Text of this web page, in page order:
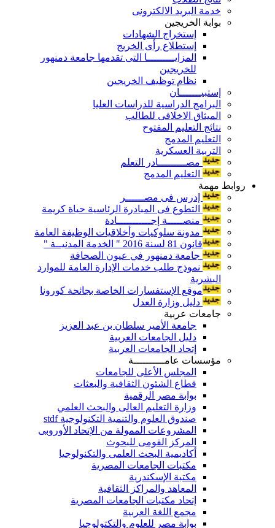
خدمة البريد الالكترونى
بوابة الخريجين
إستخراج الشهادات
إستطلاع رأى الخريج
المزايـــــــــا التى تقدمها جامعة دمنهور
للخريجين
نظام توظيف الخريجين
إستبيـــــــان
البرامج الدراسية للدراسات العليا
الميثاق الاخلاقى للطالب
نتائج التعليم المفتوح
التعليم المدمج
التربية العسكرية
مصـــــــــادر التعلم
التعليم المدمج
روابط مهمة
إدرس فى مصــــــر
التطوع فى المبادرة الرئاسية حياة كريمة
منصـــــة إجـــــــــــادة
مدونة سلوكيات وأخلاقيات الوظيفة العامة
قانون 81 لسنة 2016 " الخدمة المدنيــة "
جامعة دمنهور في عيون الصحافة
نموذج طلب خدمات الإدارة العامة للموارد
البشرية
موقع الإستفسارات الخاصة بجائحة كورونا
دليل وزارة العدل
جامعات عربية
جامعة الأمير سلطان بن عبد العزيز
دليل الجامعات العربية
إتحاد الجامعات العربية
مؤسسات عامــــــــــة
المجلس الأعلى للجامعات
قطاع الشئون الثقافية والبعثات
بوابة مصر الرقمية
وزارة التعليم العالى والبحث العلمي
صندوق العلوم والتنمية التكنولوجية stdf
المشروعات الممولة من الإتحاد الأوروبى
المركز القومى للبحوث
أكاديمية البحث العلمى والتكنولوجيا
مكتبات الجامعات المصرية
مكتبة الإسكندرية
المعاهد والمراكز الثقافية
إتحاد مكتبات الجامعات المصرية
مجمع اللغة العربية
بوابة مصر للعلوم والتكتولوجيا